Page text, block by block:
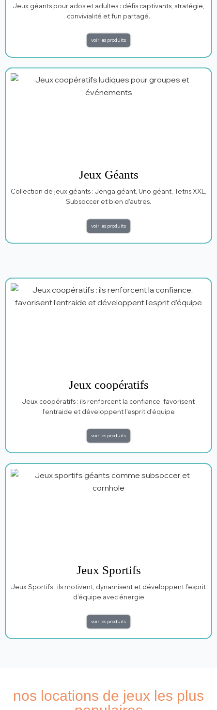
Jeux géants pour ados et adultes : défis captivants, stratégie,
convivialité et fun partagé.
voir les produits
Jeux Géants
Collection de jeux géants : Jenga géant, Uno géant, Tetris XXL,
Subsoccer et bien d’autres.
voir les produits
Jeux coopératifs
Jeux coopératifs : ils renforcent la confiance, favorisent
l’entraide et développent l’esprit d’équipe
voir les produits
Jeux Sportifs
Jeux Sportifs : ils motivent, dynamisent et développent l’esprit
d’équipe avec énergie
voir les produits
nos locations de jeux les plus